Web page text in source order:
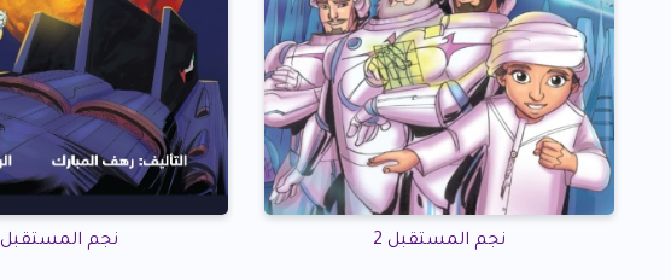
نجم المستقبل 2 نجم المستقبل 1